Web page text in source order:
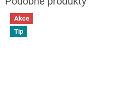
Akce
Tip